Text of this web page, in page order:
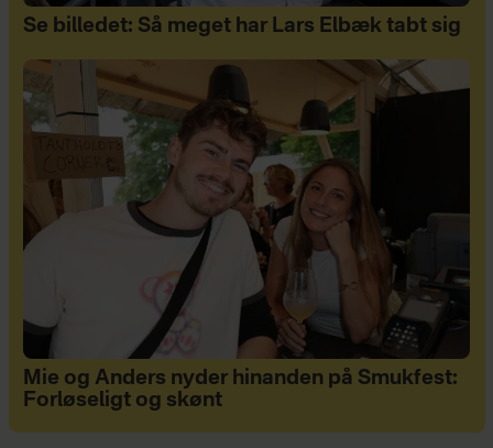
Se billedet: Så meget har Lars Elbæk tabt sig
Mie og Anders nyder hinanden på Smukfest:
Forløseligt og skønt